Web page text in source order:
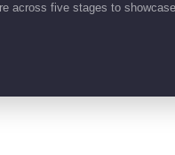
across five stages to